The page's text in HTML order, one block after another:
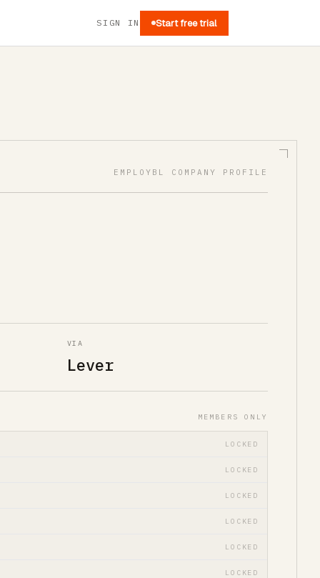
SIGN IN Start free trial
EMPLOYBL COMPANY PROFILE
VIA
Lever
MEMBERS ONLY
LOCKED
LOCKED
LOCKED
LOCKED
LOCKED
LOCKED